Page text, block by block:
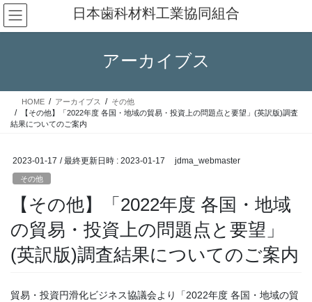
コ
ン
テ
ス
ナ
ビ
ゲ
ン
日本歯科材料工業協同組合
アーカイブス
HOME アーカイブス
その他
【その他】「2022年度 各国・地域の貿易・投資上の問題点と要望」(英訳版)調査
結果についてのご案内
2023-01-17 / 最終更新日時 : 2023-01-17 jdma_webmaster
その他
【その他】「2022年度 各国・地域
の貿易・投資上の問題点と要望」
(英訳版)調査結果についてのご案内
貿易・投資円滑化ビジネス協議会より「2022年度 各国・地域の貿